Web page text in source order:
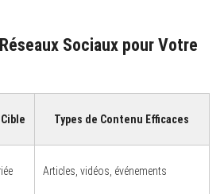
Sociaux pour Votre
Types de Contenu Efficaces
Articles, vidéos, événements